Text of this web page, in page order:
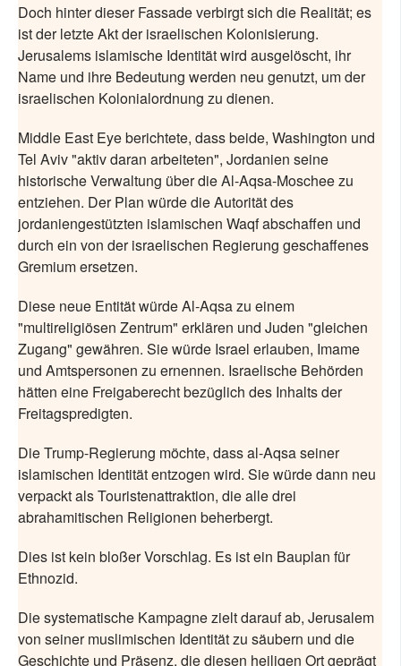
Doch hinter dieser Fassade verbirgt sich die Realität; es
ist der letzte Akt der israelischen Kolonisierung.
Jerusalems islamische Identität wird ausgelöscht, ihr
Name und ihre Bedeutung werden neu genutzt, um der
israelischen Kolonialordnung zu dienen.
Middle East Eye berichtete, dass beide, Washington und
Tel Aviv "aktiv daran arbeiteten", Jordanien seine
historische Verwaltung über die Al-Aqsa-Moschee zu
entziehen. Der Plan würde die Autorität des
jordaniengestützten islamischen Waqf abschaffen und
durch ein von der israelischen Regierung geschaffenes
Gremium ersetzen.
Diese neue Entität würde Al-Aqsa zu einem
"multireligiösen Zentrum" erklären und Juden "gleichen
Zugang" gewähren. Sie würde Israel erlauben, Imame
und Amtspersonen zu ernennen. Israelische Behörden
hätten eine Freigaberecht bezüglich des Inhalts der
Freitagspredigten.
Die Trump-Regierung möchte, dass al-Aqsa seiner
islamischen Identität entzogen wird. Sie würde dann neu
verpackt als Touristenattraktion, die alle drei
abrahamitischen Religionen beherbergt.
Dies ist kein bloßer Vorschlag. Es ist ein Bauplan für
Ethnozid.
Die systematische Kampagne zielt darauf ab, Jerusalem
von seiner muslimischen Identität zu säubern und die
Geschichte und Präsenz, die diesen heiligen Ort geprägt